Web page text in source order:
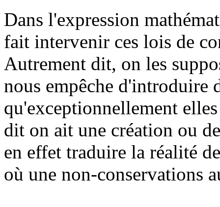
Dans l'expression
fait intervenir ces lois de
Autrement dit, on les
nous empêche d'introduire
qu'exceptionnellement
dit on ait une création ou
en effet traduire la réalité
où une non-conservations